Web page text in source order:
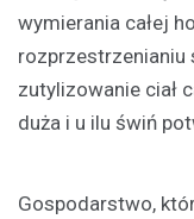
wymierania całej
rozprzestrzenianiu
zutylizowanie ciał
duża i u ilu świń
Gospodarstwo,